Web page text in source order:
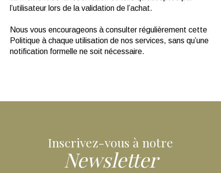
l’utilisateur lors de la validation de l’achat.
Nous vous encourageons à consulter régulièrement cette
Politique à chaque utilisation de nos services, sans qu’une
notification formelle ne soit nécessaire.
Inscrivez-vous à notre
Newsletter